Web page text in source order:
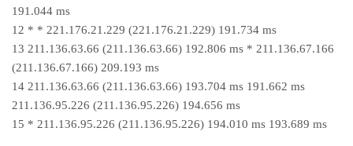
191.044 ms
12 * * 221.176.21.229 (221.176.21.229) 191.734 ms
13 211.136.63.66 (211.136.63.66) 192.806 ms * 211.136.67.166
(211.136.67.166) 209.193 ms
14 211.136.63.66 (211.136.63.66) 193.704 ms 191.662 ms
211.136.95.226 (211.136.95.226) 194.656 ms
15 * 211.136.95.226 (211.136.95.226) 194.010 ms 193.689 ms